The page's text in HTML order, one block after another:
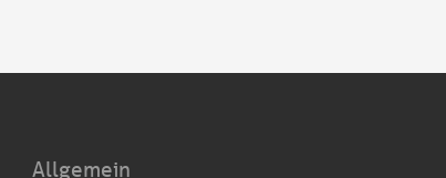
Allgemein